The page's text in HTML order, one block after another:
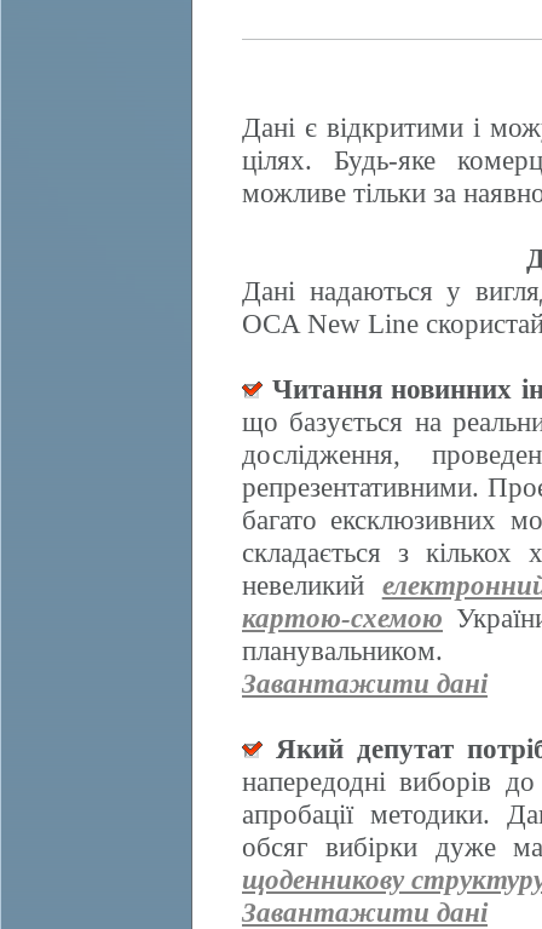
Дані є відкритими і
цілях. Будь-яке
можливе тільки за
Дані надаються у
OCA New Line
Читання новинних
що базується на
дослідження,
репрезентативними.
багато ексклюзивних
складається з
невеликий
картою-схемою
планувальником.
Завантажити дані
Який депутат
напередодні виборів
апробації методики.
обсяг вибірки дуже
щоденникову
Завантажити дані